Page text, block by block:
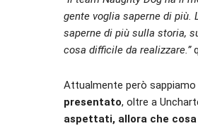
gente voglia saperne di più.
saperne di più sulla storia,
cosa difficile da realizzare.”
Attualmente però sappiamo
presentato, oltre a
aspettati, allora che